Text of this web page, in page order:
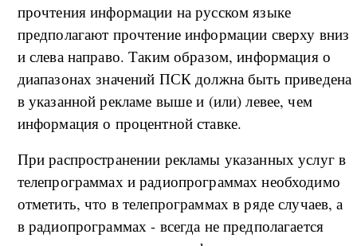
прочтения информации на русском языке
предполагают прочтение информации сверху вниз
и слева направо. Таким образом, информация о
диапазонах значений ПСК должна быть приведена
в указанной рекламе выше и (или) левее, чем
информация о процентной ставке.
При распространении рекламы указанных услуг в
телепрограммах и радиопрограммах необходимо
отметить, что в телепрограммах в ряде случаев, а
в радиопрограммах - всегда не предполагается